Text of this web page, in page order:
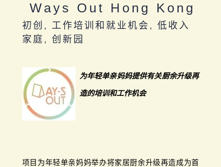
Ways Out Hong Kong
初创, 工作培训和就业机会, 低收入
家庭, 创新园
为年轻单亲妈妈提供有关厨余升级再
造的培训和工作机会
项目为年轻单亲妈妈举办将家居厨余升级再造成为首